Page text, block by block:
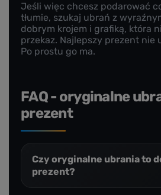
Jeśli więc chcesz podarować
tłumie, szukaj ubrań z
dobrym krojem i grafiką, która
przekaz. Najlepszy prezent nie
Po prostu go ma.
FAQ - oryginalne
prezent
Czy oryginalne ubrania to
prezent?